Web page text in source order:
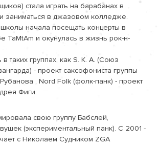
стала играть на барабанах в
заниматься в джазовом колледже.
начала посещать концерты в
TaMtAm и окунулась в жизнь рок-н-
таких группах, как S. K. A. (Союз
- проект саксофониста группы
, Nord Folk (фолк-панк) - проект
Фиги.
свою группу Бабслей,
(экспериментальный панк). С 2001 -
с Николаем Судником ZGA